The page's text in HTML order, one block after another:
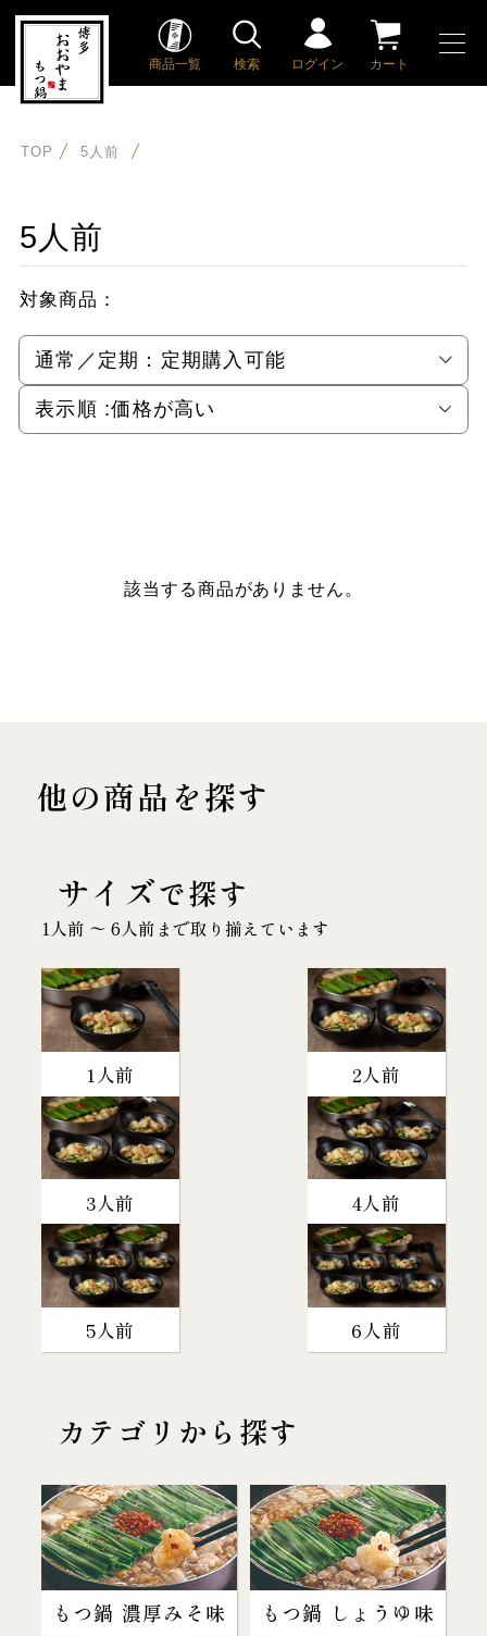
商品一覧 検索 ログイン カート
TOP 5人前
5人前
対象商品：
通常／定期： 定期購入可能
表示順 :価格が高い
該当する商品がありません。
他の商品を探す
サイズで探す
1人前 〜 6人前まで取り揃えています
1人前 2人前
3人前 4人前
5人前 6人前
カテゴリから探す
もつ鍋 濃厚みそ味 もつ鍋 しょうゆ味